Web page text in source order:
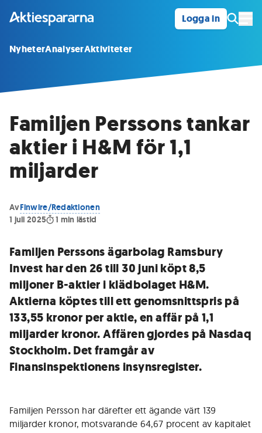
Logga in
NyheterAnalyserAktiviteter
Familjen Perssons tankar
aktier i H&M för 1,1
miljarder
AvFinwire/Redaktionen
1 juli 2025
1 min lästid
Familjen Perssons ägarbolag Ramsbury
Invest har den 26 till 30 juni köpt 8,5
miljoner B-aktier i klädbolaget H&M.
Aktierna köptes till ett genomsnittspris på
133,55 kronor per aktie, en affär på 1,1
miljarder kronor. Affären gjordes på Nasdaq
Stockholm. Det framgår av
Finansinspektionens insynsregister.
Familjen Persson har därefter ett ägande värt 139
miljarder kronor, motsvarande 64,67 procent av kapitalet